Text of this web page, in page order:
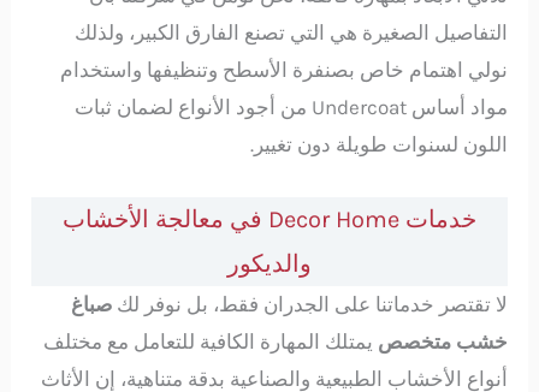
التفاصيل الصغيرة هي التي تصنع الفارق الكبير، ولذلك
نولي اهتمام خاص بصنفرة الأسطح وتنظيفها واستخدام
مواد أساس Undercoat من أجود الأنواع لضمان ثبات
اللون لسنوات طويلة دون تغيير.
خدمات Decor Home في معالجة الأخشاب
والديكور
لا تقتصر خدماتنا على الجدران فقط، بل نوفر لكصباغ
خشب متخصص يمتلك المهارة الكافية للتعامل مع مختلف
أنواع الأخشاب الطبيعية والصناعية بدقة متناهية، إن الأثاث